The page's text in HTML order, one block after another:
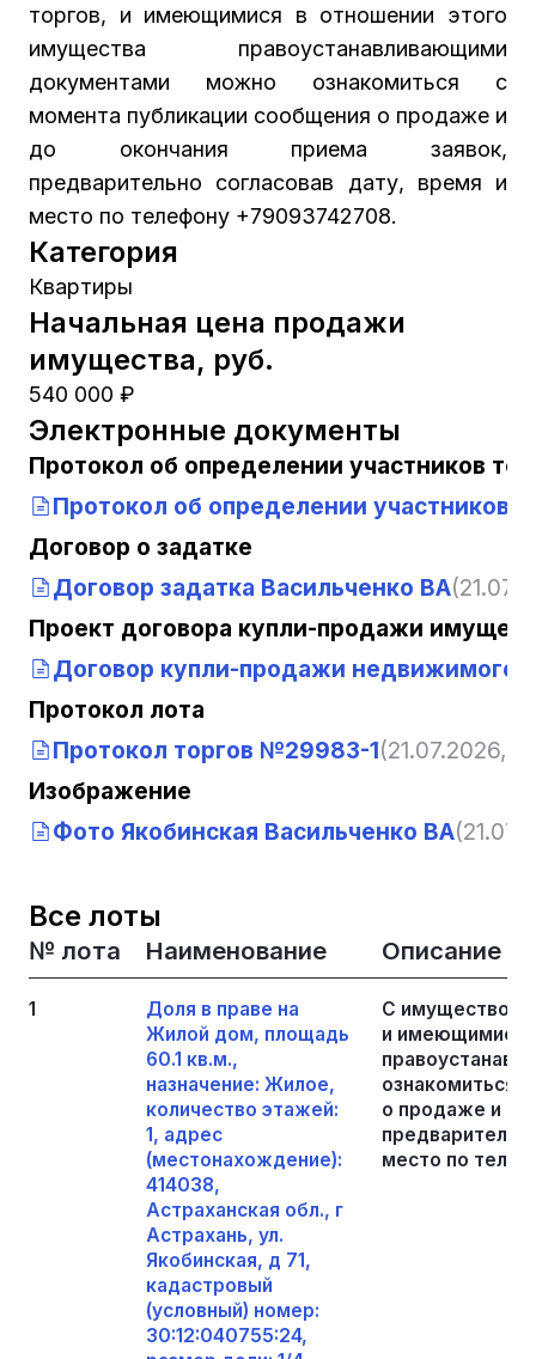
торгов, и имеющимися в отношении этого
имущества правоустанавливающими
документами можно ознакомиться с
момента публикации сообщения о продаже и
до окончания приема заявок,
предварительно согласовав дату, время и
место по телефону +79093742708.
Категория
Квартиры
Начальная цена продажи
имущества, руб.
540 000 ₽
Электронные документы
Протокол об определении участников
Протокол об определении участников
Договор о задатке
Договор задатка Васильченко ВА
Проект договора купли-продажи
Договор купли-продажи недвижимого
Протокол лота
Протокол торгов №29983-1(21.07.2026,
Изображение
Фото Якобинская Васильченко ВА
Все лоты
№ лота Наименование Описание
1
Доля в праве на
Жилой дом, площадь
60.1 кв.м.,
назначение: Жилое,
количество этажей:
1, адрес
(местонахождение):
414038,
Астраханская обл., г
Астрахань, ул.
Якобинская, д 71,
кадастровый
(условный) номер:
30:12:040755:24,
С имуществом,
и имеющимися
ознакомиться
о продаже и до
место по